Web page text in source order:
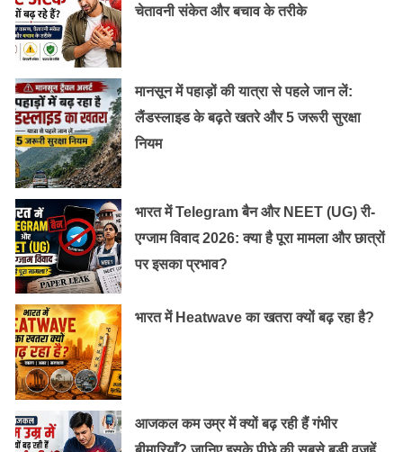
चेतावनी संकेत और बचाव के तरीके
मानसून में पहाड़ों की यात्रा से पहले जान लें:
लैंडस्लाइड के बढ़ते खतरे और 5 जरूरी सुरक्षा
नियम
भारत में Telegram बैन और NEET (UG) री-
एग्जाम विवाद 2026: क्या है पूरा मामला और छात्रों
पर इसका प्रभाव?
भारत में Heatwave का खतरा क्यों बढ़ रहा है?
आजकल कम उम्र में क्यों बढ़ रही हैं गंभीर